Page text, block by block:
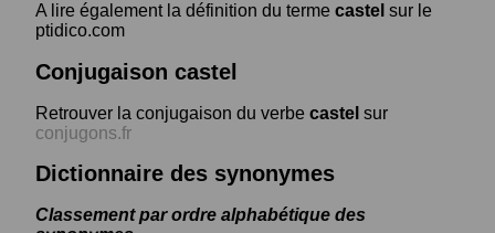
A lire également la définition du terme castel sur le
ptidico.com
Conjugaison castel
Retrouver la conjugaison du verbe castel sur
conjugons.fr
Dictionnaire des synonymes
Classement par ordre alphabétique des